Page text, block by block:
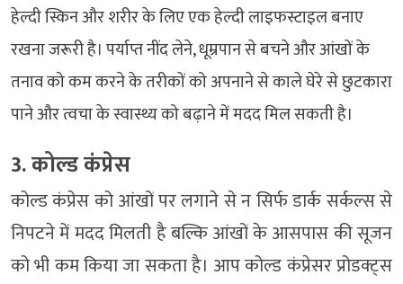
हेल्दी स्किन और शरीर के लिए एक हेल्दी लाइफस्टाइल बनाए
रखना जरूरी है। पर्याप्त नींद लेने, धूम्रपान से बचने और आंखों के
तनाव को कम करने के तरीकों को अपनाने से काले घेरे से छुटकारा
पाने और त्वचा के स्वास्थ्य को बढ़ाने में मदद मिल सकती है।
3. कोल्ड कंप्रेस
​​कोल्ड कंप्रेस को आंखों पर लगाने से न सिर्फ डार्क सर्कल्स से
निपटने में मदद मिलती है बल्कि आंखों के आसपास की सूजन
को भी कम किया जा सकता है। आप कोल्ड कंप्रेसर प्रोडक्ट्स